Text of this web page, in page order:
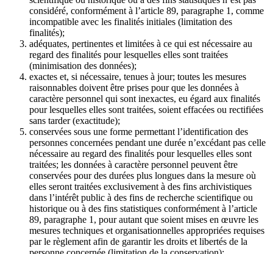
considéré, conformément à l’article 89, paragraphe 1, comme
incompatible avec les finalités initiales (limitation des
finalités);
adéquates, pertinentes et limitées à ce qui est nécessaire au
regard des finalités pour lesquelles elles sont traitées
(minimisation des données);
exactes et, si nécessaire, tenues à jour; toutes les mesures
raisonnables doivent être prises pour que les données à
caractère personnel qui sont inexactes, eu égard aux finalités
pour lesquelles elles sont traitées, soient effacées ou rectifiées
sans tarder (exactitude);
conservées sous une forme permettant l’identification des
personnes concernées pendant une durée n’excédant pas celle
nécessaire au regard des finalités pour lesquelles elles sont
traitées; les données à caractère personnel peuvent être
conservées pour des durées plus longues dans la mesure où
elles seront traitées exclusivement à des fins archivistiques
dans l’intérêt public à des fins de recherche scientifique ou
historique ou à des fins statistiques conformément à l’article
89, paragraphe 1, pour autant que soient mises en œuvre les
mesures techniques et organisationnelles appropriées requises
par le règlement afin de garantir les droits et libertés de la